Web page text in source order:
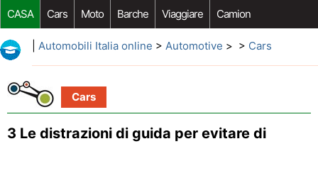
CASA Cars Moto Barche Viaggiare Camion
Riparazione Auto Acquisto Auto Car Opzioni Aftermarket
Automobili Italia online > Automotive > > Cars
Cars
3 Le distrazioni di guida per evitare di